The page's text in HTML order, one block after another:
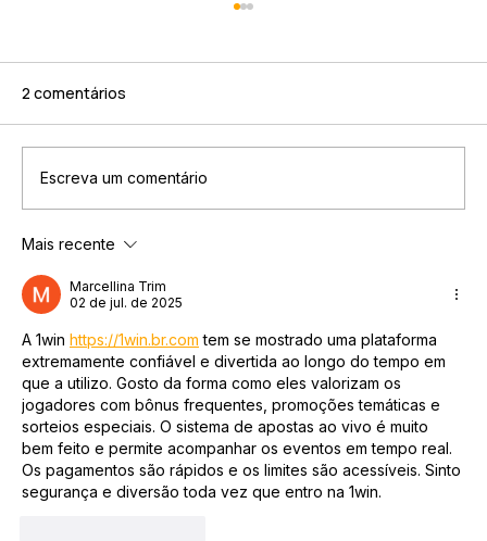
2021 UM ANO PARA “ARRUMAR A CASA”
2 comentários
Escreva um comentário
Mais recente
Marcellina Trim
02 de jul. de 2025
A 1win https://1win.br.com tem se mostrado uma plataforma
extremamente confiável e divertida ao longo do tempo em
que a utilizo. Gosto da forma como eles valorizam os
jogadores com bônus frequentes, promoções temáticas e
sorteios especiais. O sistema de apostas ao vivo é muito
bem feito e permite acompanhar os eventos em tempo real.
Os pagamentos são rápidos e os limites são acessíveis. Sinto
segurança e diversão toda vez que entro na 1win.